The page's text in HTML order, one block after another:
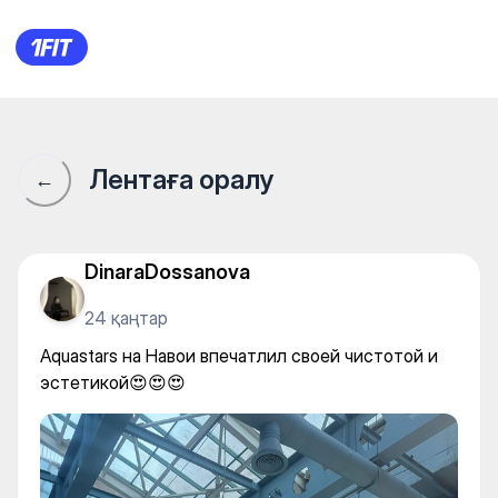
Aquastars на Навои
← Лентаға оралу
DinaraDossanova
24 қаңтар
Aquastars на Навои впечатлил своей чистотой и
эстетикой😍😍😍